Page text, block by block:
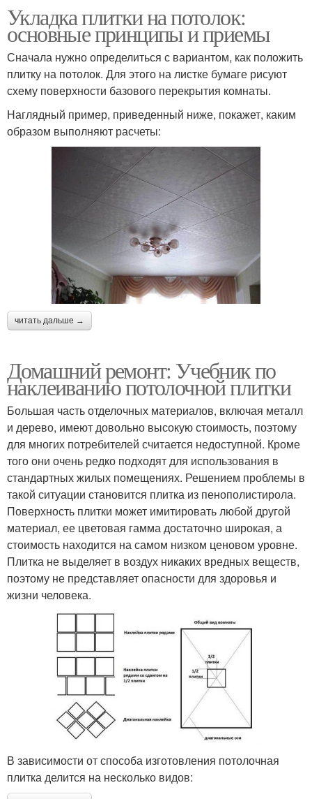
Укладка плитки на потолок:
основные принципы и приемы
Сначала нужно определиться с вариантом, как положить
плитку на потолок. Для этого на листке бумаге рисуют
схему поверхности базового перекрытия комнаты.
Наглядный пример, приведенный ниже, покажет, каким
образом выполняют расчеты:
читать дальше →
Домашний ремонт: Учебник по
наклеиванию потолочной плитки
Большая часть отделочных материалов, включая металл
и дерево, имеют довольно высокую стоимость, поэтому
для многих потребителей считается недоступной. Кроме
того они очень редко подходят для использования в
стандартных жилых помещениях. Решением проблемы в
такой ситуации становится плитка из пенополистирола.
Поверхность плитки может имитировать любой другой
материал, ее цветовая гамма достаточно широкая, а
стоимость находится на самом низком ценовом уровне.
Плитка не выделяет в воздух никаких вредных веществ,
поэтому не представляет опасности для здоровья и
жизни человека.
В зависимости от способа изготовления потолочная
плитка делится на несколько видов: